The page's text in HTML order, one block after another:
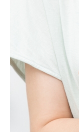
ビジネスと働き方
AI活用のいまが分
企業ITのトレンド
経営リーダーのコ
マーケ×ITの今がよ
ITエンジニア向け